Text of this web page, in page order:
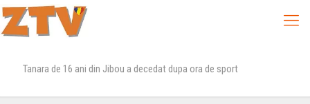
Tanara de 16 ani din Jibou a decedat dupa ora de sport